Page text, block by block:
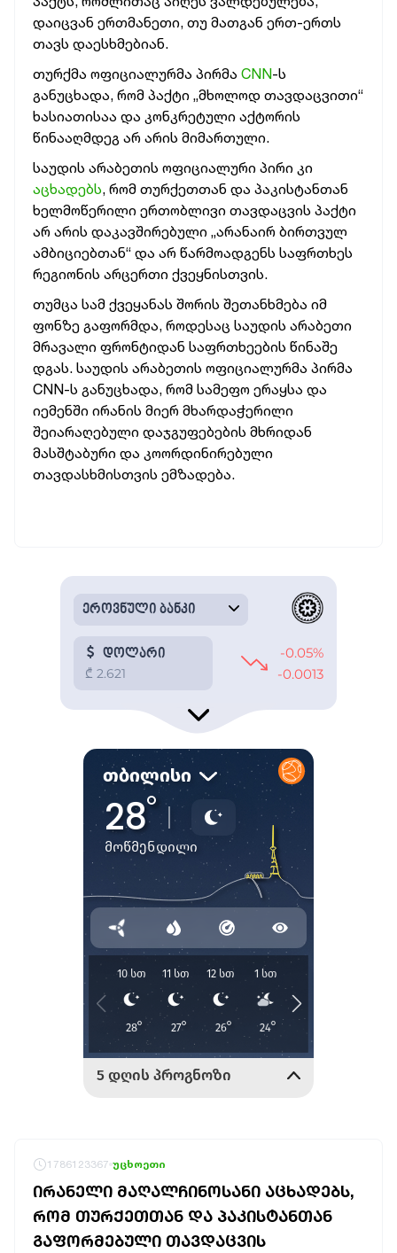
დაიცვან ერთმანეთი, თუ მათგან ერთ-ერთს
თავს დაესხმებიან.
თურქმა ოფიციალურმა პირმა CNN-ს
განუცხადა, რომ პაქტი „მხოლოდ თავდაცვითი“
ხასიათისაა და კონკრეტული აქტორის
წინააღმდეგ არ არის მიმართული.
საუდის არაბეთის ოფიციალური პირი კი
აცხადებს, რომ თურქეთთან და პაკისტანთან
ხელმოწერილი ერთობლივი თავდაცვის პაქტი
არ არის დაკავშირებული „არანაირ ბირთვულ
ამბიციებთან“ და არ წარმოადგენს საფრთხეს
რეგიონის არცერთი ქვეყნისთვის.
თუმცა სამ ქვეყანას შორის შეთანხმება იმ
ფონზე გაფორმდა, როდესაც საუდის არაბეთი
მრავალი ფრონტიდან საფრთხეების წინაშე
დგას. საუდის არაბეთის ოფიციალურმა პირმა
CNN-ს განუცხადა, რომ სამეფო ერაყსა და
იემენში ირანის მიერ მხარდაჭერილი
შეიარაღებული დაჯგუფებების მხრიდან
მასშტაბური და კოორდინირებული
თავდასხმისთვის ემზადება.
1786123367 უცხოეთი
ᲘᲠᲐᲜᲔᲚᲘ ᲛᲐᲦᲐᲚᲩᲘᲜᲝᲡᲐᲜᲘ ᲐᲪᲮᲐᲓᲔᲑᲡ,
ᲠᲝᲛ ᲗᲣᲠᲥᲔᲗᲗᲐᲜ ᲓᲐ ᲞᲐᲙᲘᲡᲢᲐᲜᲗᲐᲜ
ᲒᲐᲤᲝᲠᲛᲔᲑᲣᲚᲘ ᲗᲐᲕᲓᲐᲪᲕᲘᲡ